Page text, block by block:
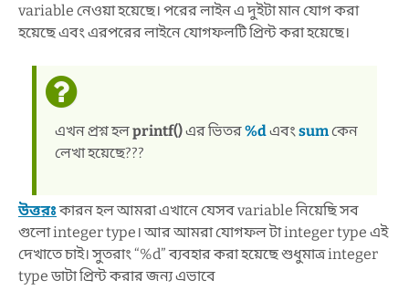
variable নেওয়া হয়েছে। পরের লাইন এ দুইটা মান যোগ করা
হয়েছে এবং এরপরের লাইনে যোগফলটি প্রিন্ট করা হয়েছে।
এখন প্রশ্ন হলprintf()এর ভিতর%d এবং sumকেন
লেখা হয়েছে???
উত্তরঃকারন হল আমরা এখানে যেসব variable নিয়েছি সব
গুলো integer type। আর আমরা যোগফল টা integer type এই
দেখাতে চাই। সুতরাং “%d” ব্যবহার করা হয়েছে শুধুমাত্র integer
type ডাটা প্রিন্ট করার জন্য এভাবে